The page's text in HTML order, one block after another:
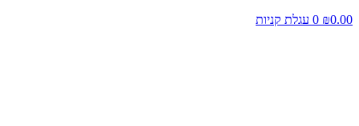
₪0.00
0 עגלת קניות